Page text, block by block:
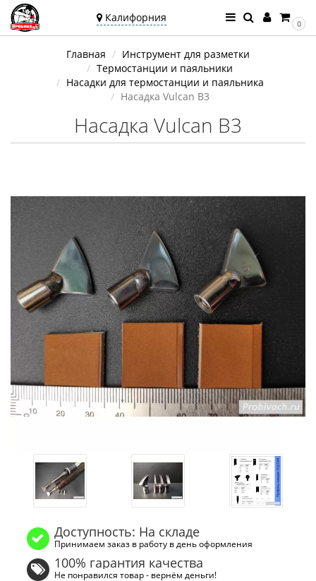
Калифорния
Калифорния
Угадали?
0
Главная
Инструмент для разметки
Термостанции и паяльники
Насадки для термостанции и паяльника
Насадка Vulcan B3
Насадка Vulcan B3
Доступность: На складе
Принимаем заказ в работу в день оформления
100% гарантия качества
Не понравился товар - вернём деньги!